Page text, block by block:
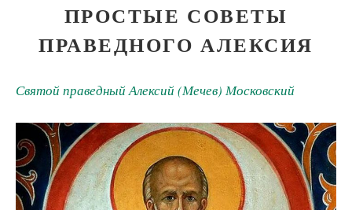
ПРОСТЫЕ СОВЕТЫ
ПРАВЕДНОГО АЛЕКСИЯ
Святой праведный Алексий (Мечев) Московский